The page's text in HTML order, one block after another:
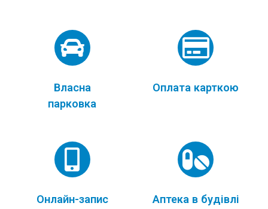
Власна
парковка
Оплата карткою
Онлайн-запис Аптека в будівлі